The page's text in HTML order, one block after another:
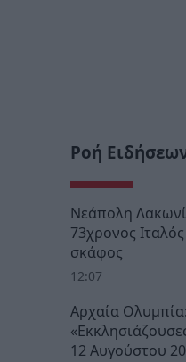
Ροή
Νεάπολη
73χρονος
σκάφος
12:07
Αρχαία
12 Αυγούστου